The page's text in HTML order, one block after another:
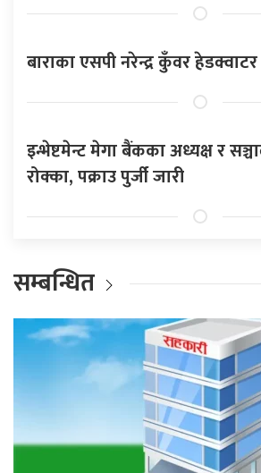
बाराका एसपी नरेन्द्र कुँवर
इन्भेष्टमेन्ट मेगा बैंकका अध्यक्ष र
रोक्का, पक्राउ पुर्जी जारी
सम्बन्धित